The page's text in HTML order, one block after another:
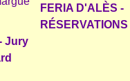
Jury
FERIA D'ALÈS -
RÉSERVATIONS